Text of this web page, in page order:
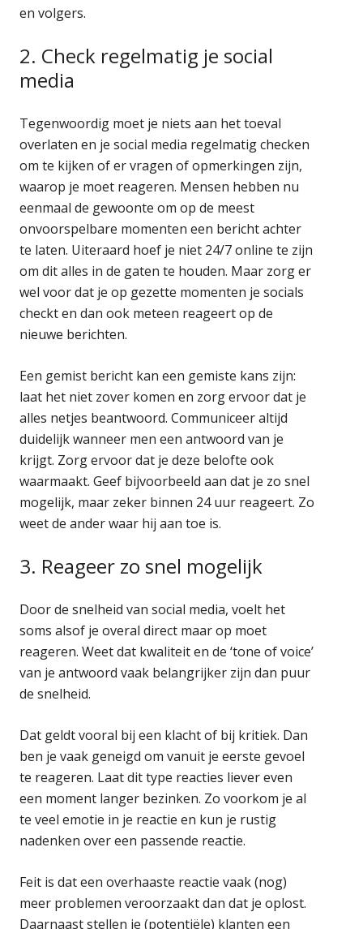
en volgers.
2. Check regelmatig je social
media
Tegenwoordig moet je niets aan het toeval
overlaten en je social media regelmatig checken
om te kijken of er vragen of opmerkingen zijn,
waarop je moet reageren. Mensen hebben nu
eenmaal de gewoonte om op de meest
onvoorspelbare momenten een bericht achter
te laten. Uiteraard hoef je niet 24/7 online te zijn
om dit alles in de gaten te houden. Maar zorg er
wel voor dat je op gezette momenten je socials
checkt en dan ook meteen reageert op de
nieuwe berichten.
Een gemist bericht kan een gemiste kans zijn:
laat het niet zover komen en zorg ervoor dat je
alles netjes beantwoord. Communiceer altijd
duidelijk wanneer men een antwoord van je
krijgt. Zorg ervoor dat je deze belofte ook
waarmaakt. Geef bijvoorbeeld aan dat je zo snel
mogelijk, maar zeker binnen 24 uur reageert. Zo
weet de ander waar hij aan toe is.
3. Reageer zo snel mogelijk
Door de snelheid van social media, voelt het
soms alsof je overal direct maar op moet
reageren. Weet dat kwaliteit en de ‘tone of voice’
van je antwoord vaak belangrijker zijn dan puur
de snelheid.
Dat geldt vooral bij een klacht of bij kritiek. Dan
ben je vaak geneigd om vanuit je eerste gevoel
te reageren. Laat dit type reacties liever even
een moment langer bezinken. Zo voorkom je al
te veel emotie in je reactie en kun je rustig
nadenken over een passende reactie.
Feit is dat een overhaaste reactie vaak (nog)
meer problemen veroorzaakt dan dat je oplost.
Daarnaast stellen je (potentiële) klanten een